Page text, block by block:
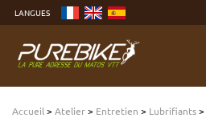
contenu
menu
Aller
LANGUES
Accueil >Atelier> Entretien > Lubrifiants>